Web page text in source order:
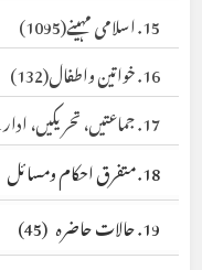
15. اسلامی مہینے
(1095)
16. خواتین واطفال
(132)
17. جماعتیں، تحریکیں، ادارے
18. متفرق احکام ومسائل
19. حالات حاضرہ
(45)